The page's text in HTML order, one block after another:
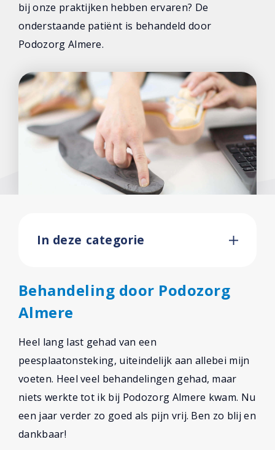
bij onze praktijken hebben ervaren? De
onderstaande patiënt is behandeld door
Podozorg Almere.
In deze categorie
Behandeling door Podozorg
Almere
Heel lang last gehad van een
peesplaatonsteking, uiteindelijk aan allebei mijn
voeten. Heel veel behandelingen gehad, maar
niets werkte tot ik bij Podozorg Almere kwam. Nu
een jaar verder zo goed als pijn vrij. Ben zo blij en
dankbaar!